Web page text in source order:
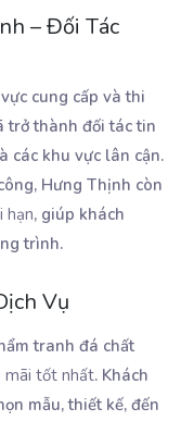
– Đối Tác
cung cấp và thi
trở thành đối tác tin
các khu vực lân cận.
Hưng Thịnh còn
hạn, giúp khách
trình.
Vụ
tranh đá chất
mãi tốt nhất. Khách
mẫu, thiết kế, đến